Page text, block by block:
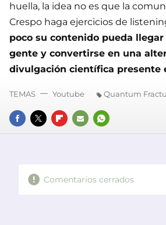
huella, la idea no es que la
Crespo haga ejercicios de
poco su contenido pueda llegar
gente y convertirse en una
divulgación científica presente
FACEBOOK
TWITTERFLIPBOARD
E-
WHATSAPP
TEMAS Youtube Quantum
Comentarios cerrados